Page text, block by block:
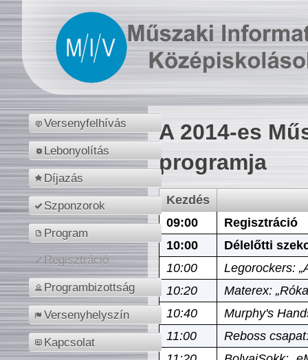
Versenyfelhívás
Lebonyolítás
Díjazás
Szponzorok
Program
Regisztráció
Programbizottság
Versenyhelyszín
Kapcsolat
A 2014-es
programja
Kezdés
09:00
Regisztráció
10:00
Délelőtti
10:00
Legorockers:
10:20
Materex:
10:40
Murphy's
11:00
Reboss